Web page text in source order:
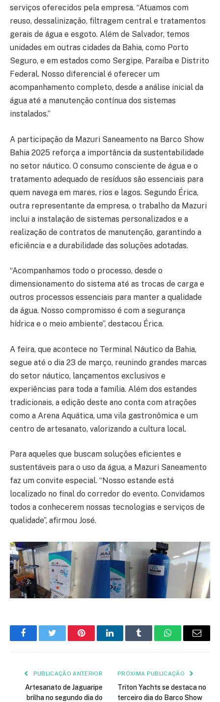
serviços oferecidos pela empresa. “Atuamos com
reuso, dessalinização, filtragem central e tratamentos
gerais de água e esgoto. Além de Salvador, temos
unidades em outras cidades da Bahia, como Porto
Seguro, e em estados como Sergipe, Paraíba e Distrito
Federal. Nosso diferencial é oferecer um
acompanhamento completo, desde a análise inicial da
água até a manutenção contínua dos sistemas
instalados.”
A participação da Mazuri Saneamento na Barco Show
Bahia 2025 reforça a importância da sustentabilidade
no setor náutico. O consumo consciente de água e o
tratamento adequado de resíduos são essenciais para
quem navega em mares, rios e lagos. Segundo Érica,
outra representante da empresa, o trabalho da Mazuri
inclui a instalação de sistemas personalizados e a
realização de contratos de manutenção, garantindo a
eficiência e a durabilidade das soluções adotadas.
“Acompanhamos todo o processo, desde o
dimensionamento do sistema até as trocas de carga e
outros processos essenciais para manter a qualidade
da água. Nosso compromisso é com a segurança
hídrica e o meio ambiente”, destacou Érica.
A feira, que acontece no Terminal Náutico da Bahia,
segue até o dia 23 de março, reunindo grandes marcas
do setor náutico, lançamentos exclusivos e
experiências para toda a família. Além dos estandes
tradicionais, a edição deste ano conta com atrações
como a Arena Aquática, uma vila gastronômica e um
centro de artesanato, valorizando a cultura local.
Para aqueles que buscam soluções eficientes e
sustentáveis para o uso da água, a Mazuri Saneamento
faz um convite especial. “Nosso estande está
localizado no final do corredor do evento. Convidamos
todos a conhecerem nossas tecnologias e serviços de
qualidade”, afirmou José.
FacebookTwitter PinterestLinkedInTumblr WhatsApp
E-
PUBLICAÇÃO ANTERIOR
Artesanato de Jaguaripe
brilha no segundo dia do
PRÓXIMA PUBLICAÇÃO
Triton Yachts se destaca no
terceiro dia do Barco Show